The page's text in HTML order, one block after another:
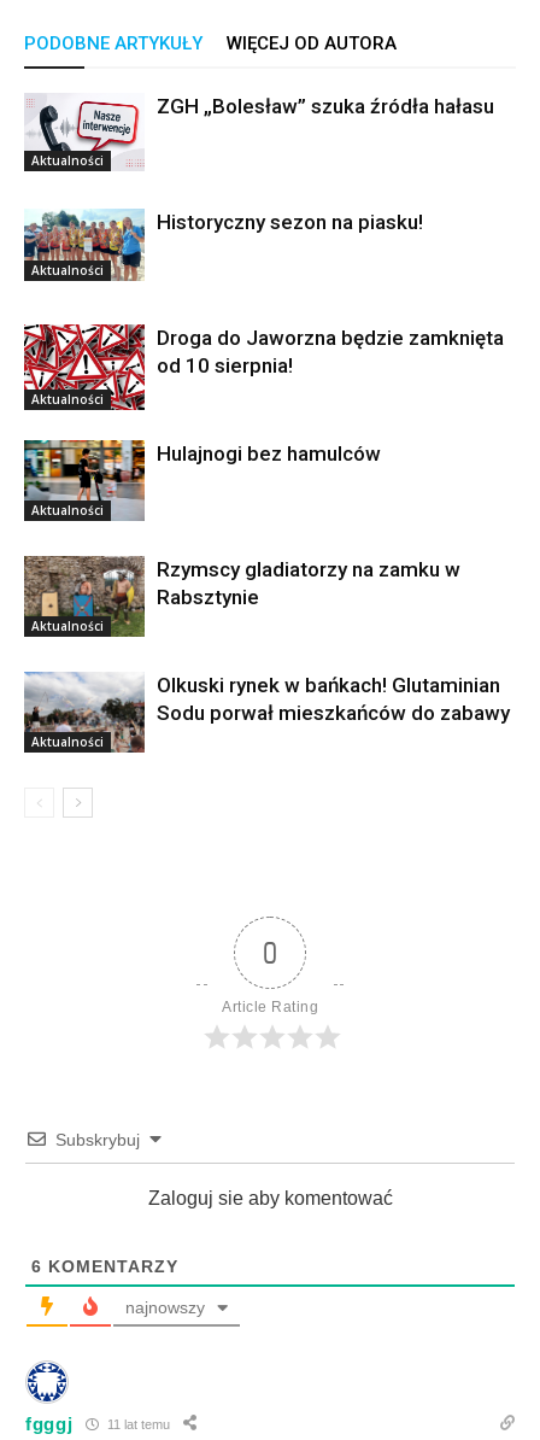
PODOBNE ARTYKUŁY WIĘCEJ OD AUTORA
Aktualności
ZGH „Bolesław” szuka źródła hałasu
Aktualności
Historyczny sezon na piasku!
Aktualności
Droga do Jaworzna będzie zamknięta
od 10 sierpnia!
Aktualności
Hulajnogi bez hamulców
Aktualności
Rzymscy gladiatorzy na zamku w
Rabsztynie
Aktualności
Olkuski rynek w bańkach! Glutaminian
Sodu porwał mieszkańców do zabawy
0
Article Rating
Subskrybuj
Zaloguj sie aby komentować
6 KOMENTARZY
najnowszy
fgggj 11 lat temu